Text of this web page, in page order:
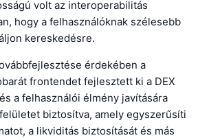
volt az interoperabilitás
hogy a felhasználóknak szélesebb
kereskedésre.
érdekében a
frontendet fejlesztett ki a DEX
a felhasználói élmény javítására
biztosítva, amely egyszerűsíti
a likviditás biztosítását és más